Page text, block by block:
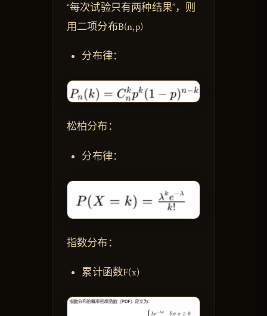
“每次试验只有两种结果”，则
用二项分布B(n,p)
分布律：
松柏分布：
分布律：
指数分布：
累计函数F(x)